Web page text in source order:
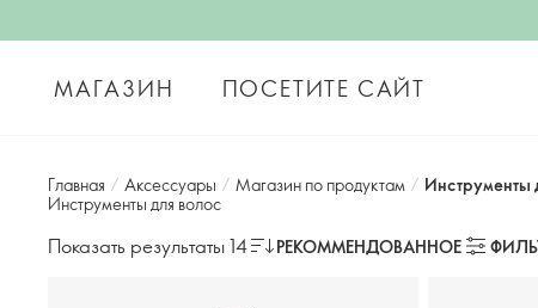
МАГАЗИН ПОСЕТИТЕ САЙТ
Главная / Аксессуары / Магазин по продуктам / Инструменты
Инструменты для волос
Показать результаты 14 РЕКОММЕНДОВАННОЕ